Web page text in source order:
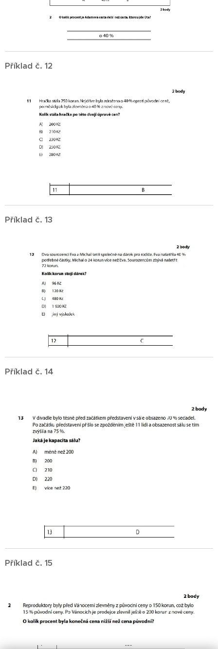
Příklad č. 12
Příklad č. 13
Příklad č. 14
Příklad č. 15